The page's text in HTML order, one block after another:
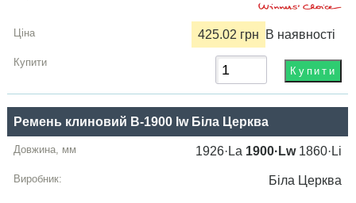
425.02 грн В наявності
Ремень клиновий B-1900 lw Біла Церквa
1926·La 1900·Lw1860·Li
Біла Церквa